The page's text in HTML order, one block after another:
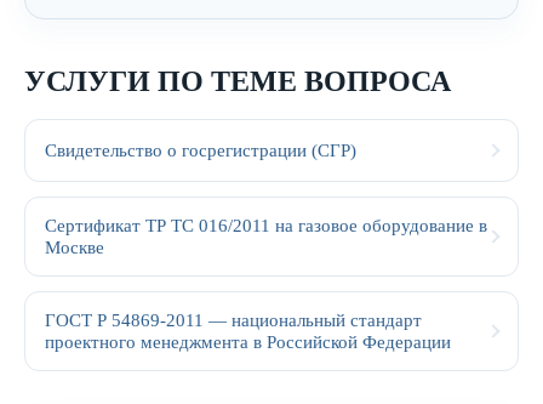
УСЛУГИ ПО ТЕМЕ ВОПРОСА
Свидетельство о госрегистрации (СГР)
Сертификат ТР ТС 016/2011 на газовое оборудование в
Москве
ГОСТ Р 54869-2011 — национальный стандарт
проектного менеджмента в Российской Федерации